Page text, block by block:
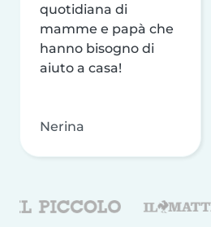
quotidiana di
mamme e papà che
hanno bisogno di
aiuto a casa!
Nerina